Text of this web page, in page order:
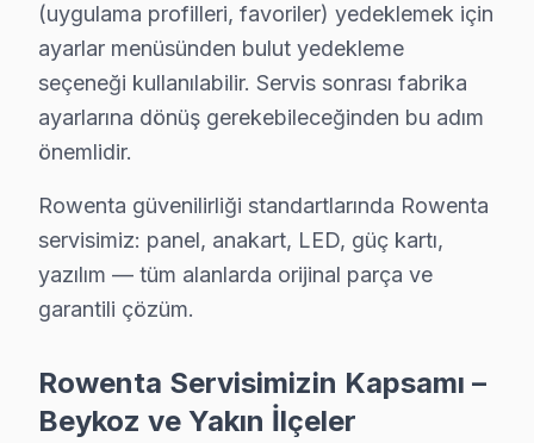
Paşamandıra'da Rowenta TV Servisi
Paşamandıra, yeni yapıların fazla olduğu, ailelerin
Polonezköy'de Rowenta TV Servisi
Poyrazköy'de Rowenta TV Servisi
Poyrazköy, doğa manzaraları ile dolu sakin bir
Riva'da Rowenta TV Servisi
Riva’da bir müşterim, Rowenta TV’sinin ekranında
Rüzgarlıbahçe'de Rowenta TV Servisi
(uygulama profilleri, favoriler) yedeklemek için
ayarlar menüsünden bulut yedekleme
seçeneği kullanılabilir. Servis sonrası fabrika
ayarlarına dönüş gerekebileceğinden bu adım
önemlidir.
Rowenta güvenilirliği standartlarında Rowenta
servisimiz: panel, anakart, LED, güç kartı,
yazılım — tüm alanlarda orijinal parça ve
garantili çözüm.
Rowenta Servisimizin Kapsamı –
Beykoz ve Yakın İlçeler